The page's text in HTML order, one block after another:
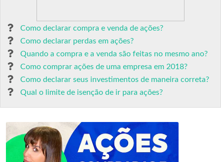
Como declarar compra e venda de ações?
Como declarar perdas em ações?
Quando a compra e a venda são feitas no mesmo ano?
Como comprar ações de uma empresa em 2018?
Como declarar seus investimentos de maneira correta?
Qual o limite de isenção de ir para ações?